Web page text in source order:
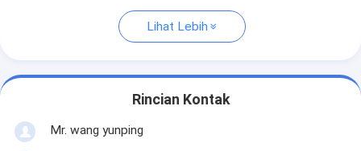
Lihat Lebih
Rincian Kontak
Mr. wang yunping